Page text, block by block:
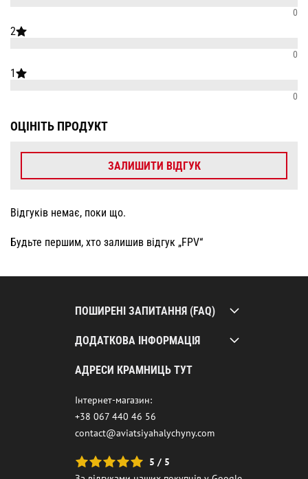
0
2
0
1
0
ОЦІНІТЬ ПРОДУКТ
ЗАЛИШИТИ ВІДГУК
Відгуків немає, поки що.
Будьте першим, хто залишив відгук „FPV“
ПОШИРЕНІ ЗАПИТАННЯ (FAQ)
ДОДАТКОВА ІНФОРМАЦІЯ
АДРЕСИ КРАМНИЦЬ ТУТ
Інтернет-магазин:
+38 067 440 46 56
contact@aviatsiyahalychyny.com
5 / 5